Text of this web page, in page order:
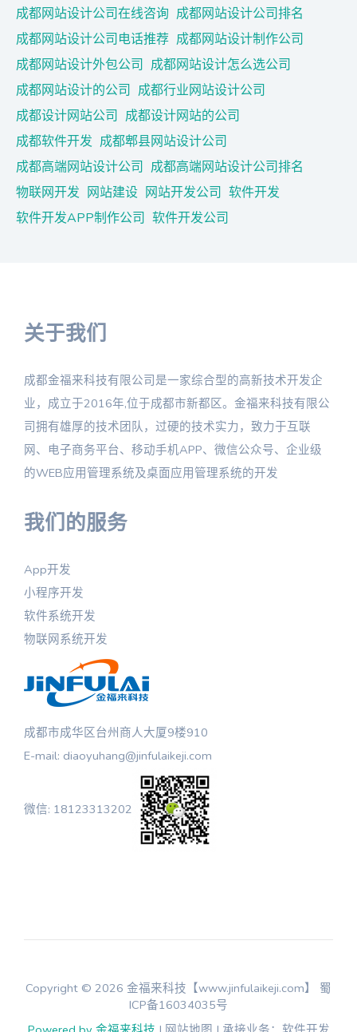
成都网站设计公司在线咨询 成都网站设计公司排名
成都网站设计公司电话推荐 成都网站设计制作公司
成都网站设计外包公司 成都网站设计怎么选公司
成都网站设计的公司 成都行业网站设计公司
成都设计网站公司 成都设计网站的公司
成都软件开发 成都郫县网站设计公司
成都高端网站设计公司 成都高端网站设计公司排名
物联网开发 网站建设 网站开发公司 软件开发
软件开发APP制作公司 软件开发公司
关于我们
成都金福来科技有限公司是一家综合型的高新技术开发企
业，成立于2016年,位于成都市新都区。金福来科技有限公
司拥有雄厚的技术团队，过硬的技术实力，致力于互联
网、电子商务平台、移动手机APP、微信公众号、企业级
的WEB应用管理系统及桌面应用管理系统的开发
我们的服务
App开发
小程序开发
软件系统开发
物联网系统开发
成都市成华区台州商人大厦9楼910
E-mail: diaoyuhang@jinfulaikeji.com
微信: 18123313202
Copyright © 2026 金福来科技【www.jinfulaikeji.com】 蜀
ICP备16034035号